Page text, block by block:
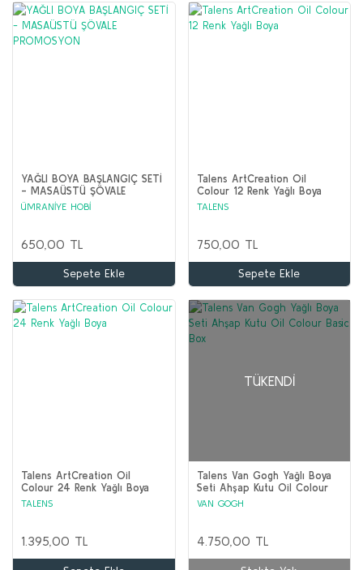
YAĞLI BOYA BAŞLANGIÇ SETİ
- MASAÜSTÜ ŞÖVALE
PROMOSYON
ÜMRANİYE HOBİ
650,00 TL
Sepete Ekle
Talens ArtCreation Oil
Colour 12 Renk Yağlı Boya
TALENS
750,00 TL
Sepete Ekle
Talens ArtCreation Oil
Colour 24 Renk Yağlı Boya
TALENS
1.395,00 TL
TÜKENDI
Talens Van Gogh Yağlı Boya
Seti Ahşap Kutu Oil Colour
Basic Box
VAN GOGH
4.750,00 TL